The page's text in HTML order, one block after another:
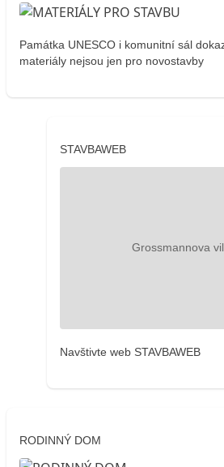
Památka UNESCO i komunitní sál
materiály nejsou jen pro novostavby
STAVBAWEB
Navštivte web STAVBAWEB
RODINNÝ DOM